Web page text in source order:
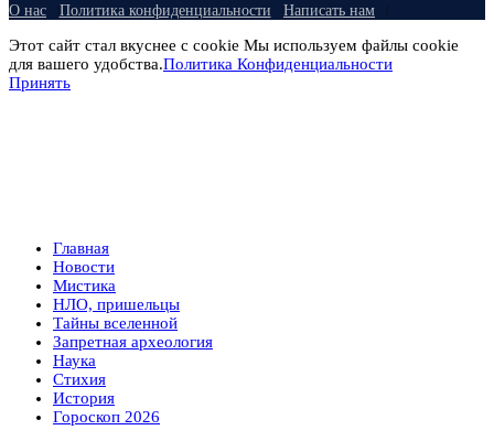
О нас Политика конфиденциальности Написать нам
Этот сайт стал вкуснее с cookie Мы используем файлы cookie
для вашего удобства.Политика Конфиденциальности
Принять
Главная
Новости
Мистика
НЛО, пришельцы
Тайны вселенной
Запретная археология
Наука
Стихия
История
Гороскоп 2026